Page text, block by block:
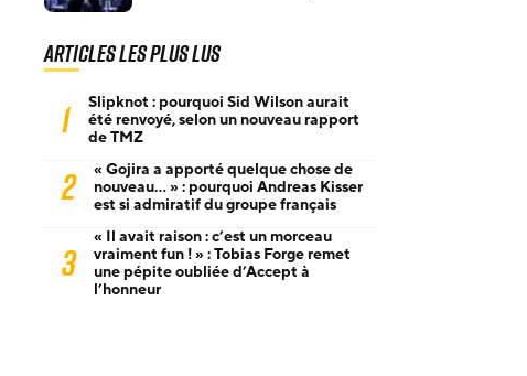
Articles les plus lus
1
Slipknot : pourquoi Sid Wilson aurait
été renvoyé, selon un nouveau rapport
de TMZ
2
« Gojira a apporté quelque chose de
nouveau… » : pourquoi Andreas Kisser
est si admiratif du groupe français
3
« Il avait raison : c’est un morceau
vraiment fun ! » : Tobias Forge remet
une pépite oubliée d’Accept à
l’honneur